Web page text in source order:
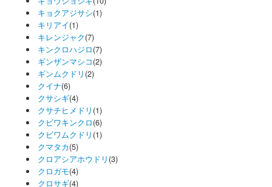
キョクアジサシ(1)
キリアイ(1)
キレンジャク(7)
キンクロハジロ(7)
ギンザンマシコ(2)
ギンムクドリ (2)
クイナ(6)
クサシギ(4)
クサチヒメドリ (1)
クビワキンクロ(6)
クビワムクドリ (1)
クマタカ(5)
クロアシアホウドリ (3)
クロガモ(4)
クロサギ(4)